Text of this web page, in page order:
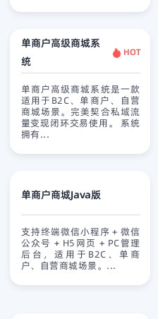
查看详情 免费试用
单商户高级商城系
统
HOT
单商户高级商城系统是一款
适用于B2C、单商户、自营
商城场景。完美契合私域流
量变现闭环交易使用。 系统
拥有...
查看详情 免费试用
单商户商城Java版
支持终端微信小程序 + 微信
公众号 + H5网页 + PC管理
后台，适用于B2C、单商
户、自营商城场景。...